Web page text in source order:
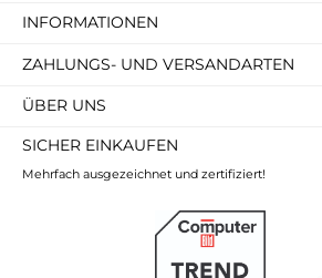
INFORMATIONEN
ZAHLUNGS- UND VERSANDARTEN
ÜBER UNS
SICHER EINKAUFEN
Mehrfach ausgezeichnet und zertifiziert!